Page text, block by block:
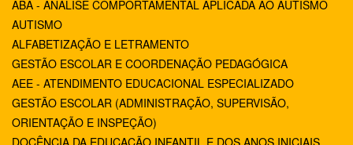
ABA - ANÁLISE COMPORTAMENTAL APLICADA AO AUTISMO
AUTISMO
ALFABETIZAÇÃO E LETRAMENTO
GESTÃO ESCOLAR E COORDENAÇÃO PEDAGÓGICA
AEE - ATENDIMENTO EDUCACIONAL ESPECIALIZADO
GESTÃO ESCOLAR (ADMINISTRAÇÃO, SUPERVISÃO,
ORIENTAÇÃO E INSPEÇÃO)